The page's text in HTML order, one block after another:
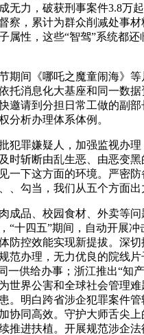
无力，破获刑事案件3.8万
察，累计为群众削减处事
属性，这些“智驾”系统都
间《哪吒之魔童闹海》等
托消息化大基座和同一数据
邀请到分担日常工做的副
分析办理体系体例。
罪嫌疑人，加强监视办理
时斩断由乱生恶、由恶变
一下这方面的环境。严密
、勾当，我们从五个方面出
品、校园食材、外卖等问
“十四五”期间，自动开展
防控效能实现新提拔。深
范办理，无力优良的院线
一供给办事；浙江推出“知
世界公害和全球社会管理
。明白跨省涉企犯罪案件管
协同高效。守护大师舌尖
推进扶植。开展规范涉企法